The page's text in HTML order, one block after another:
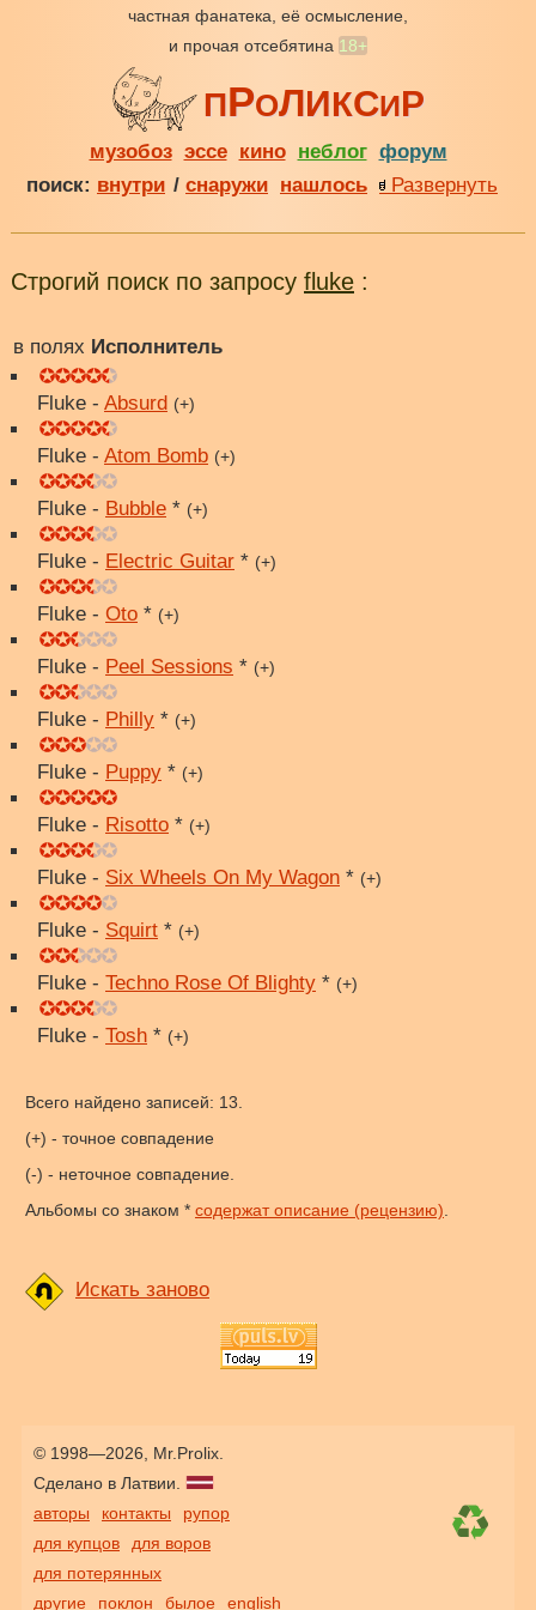
частная фанатека, её осмысление,
и прочая отсебятина 18+
ПРОЛИКСИР
музобоз эссе кино неблог форум
поиск: внутри / снаружи нашлось Развернуть
Строгий поиск по запросу fluke :
в полях Исполнитель
Fluke - Absurd (+)
Fluke - Atom Bomb (+)
Fluke - Bubble * (+)
Fluke - Electric Guitar * (+)
Fluke - Oto * (+)
Fluke - Peel Sessions * (+)
Fluke - Philly * (+)
Fluke - Puppy * (+)
Fluke - Risotto * (+)
Fluke - Six Wheels On My Wagon * (+)
Fluke - Squirt * (+)
Fluke - Techno Rose Of Blighty * (+)
Fluke - Tosh * (+)
Всего найдено записей: 13.
(+) - точное совпадение
(-) - неточное совпадение.
Альбомы со знаком * содержат описание (рецензию)
Искать заново
© 1998—2026, Mr.Prolix.
Сделано в Латвии.
авторы
контакты
рупор
для купцов
для воров
для потерянных
другие
поклон былое english